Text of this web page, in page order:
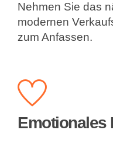
Nehmen Sie das
modernen
zum Anfassen.
Emotionales